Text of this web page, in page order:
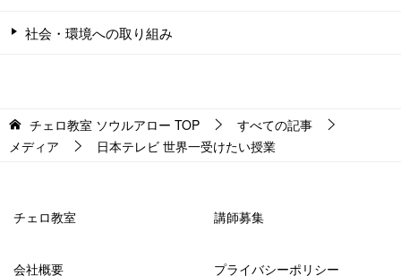
社会・環境への取り組み
チェロ教室 ソウルアロー TOP
すべての記事
メディア
日本テレビ 世界一受けたい授業
チェロ教室 講師募集
会社概要 プライバシーポリシー